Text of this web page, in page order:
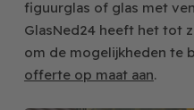
figuurglas of glas met
GlasNed24 heeft het tot
om de mogelijkheden te
offerte op maat aan.